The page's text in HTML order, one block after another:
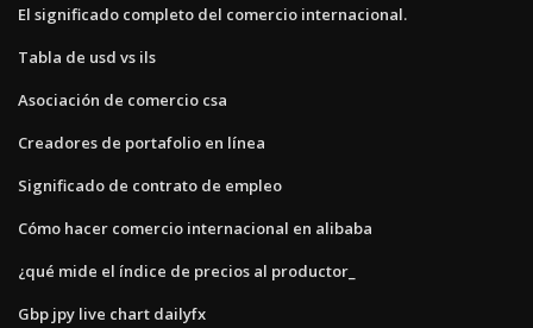
El significado completo del comercio internacional.
Tabla de usd vs ils
Asociación de comercio csa
Creadores de portafolio en línea
Significado de contrato de empleo
Cómo hacer comercio internacional en alibaba
¿qué mide el índice de precios al productor_
Gbp jpy live chart dailyfx